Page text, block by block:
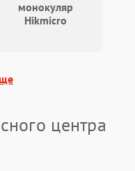
монокуляр
Hikmicro
центра